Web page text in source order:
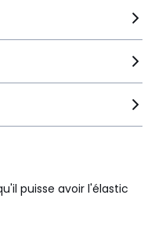
puisse avoir l'élastic